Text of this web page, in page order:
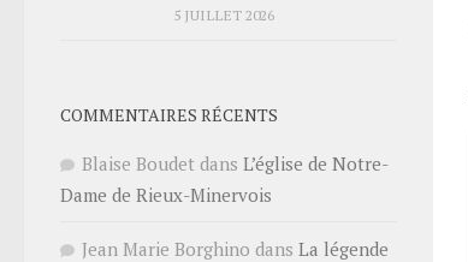
5 JUILLET 2026
COMMENTAIRES RÉCENTS
Blaise Boudet dans L’église de Notre-
Dame de Rieux-Minervois
Jean Marie Borghino dans La légende